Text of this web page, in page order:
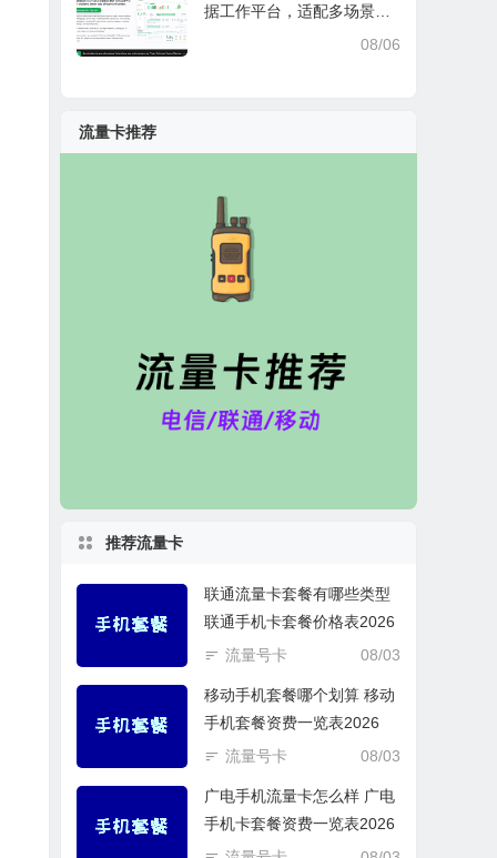
据工作平台，适配多场景数
据分析、高效办公与企业安
08/06
流量卡推荐
推荐流量卡
联通流量卡套餐有哪些类型
联通手机卡套餐价格表2026
08/03
流量号卡
移动手机套餐哪个划算 移动
手机套餐资费一览表2026
08/03
流量号卡
广电手机流量卡怎么样 广电
手机卡套餐资费一览表2026